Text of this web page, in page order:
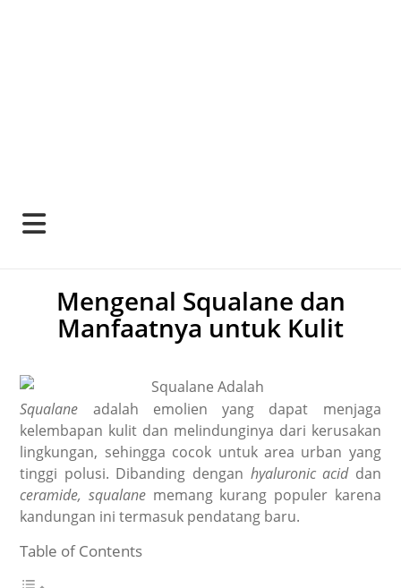
Mengenal Squalane dan
Manfaatnya untuk Kulit
Squalane adalah emolien yang dapat menjaga
kelembapan kulit dan melindunginya dari kerusakan
lingkungan, sehingga cocok untuk area urban yang
tinggi polusi. Dibanding dengan hyaluronic aciddan
ceramide, squalane memang kurang populer karena
kandungan ini termasuk pendatang baru.
Table of Contents